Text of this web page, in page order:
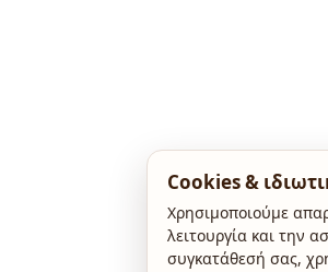
Cookies &
Χρησιμοποιούμε
λειτουργία και την
συγκατάθεσή σας,